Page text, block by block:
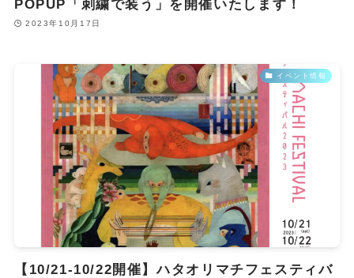
POPUP「刺繍で装う」を開催いたします！
2023年10月17日
イベント情報
【10/21-10/22開催】ハタオリマチフェスティバ